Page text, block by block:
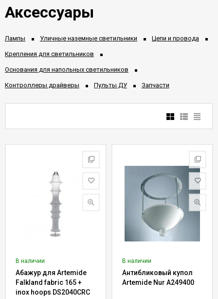
Аксессуары
Лампы Уличные наземные светильники Цепи и провода
Крепления для светильников
Основания для напольных светильников
Контроллеры драйверы Пульты ДУ Запчасти
В наличии
Абажур для Artemide
Falkland fabric 165 +
inox hoops DS2040CRC
В наличии
Антибликовый купол
Artemide Nur A249400